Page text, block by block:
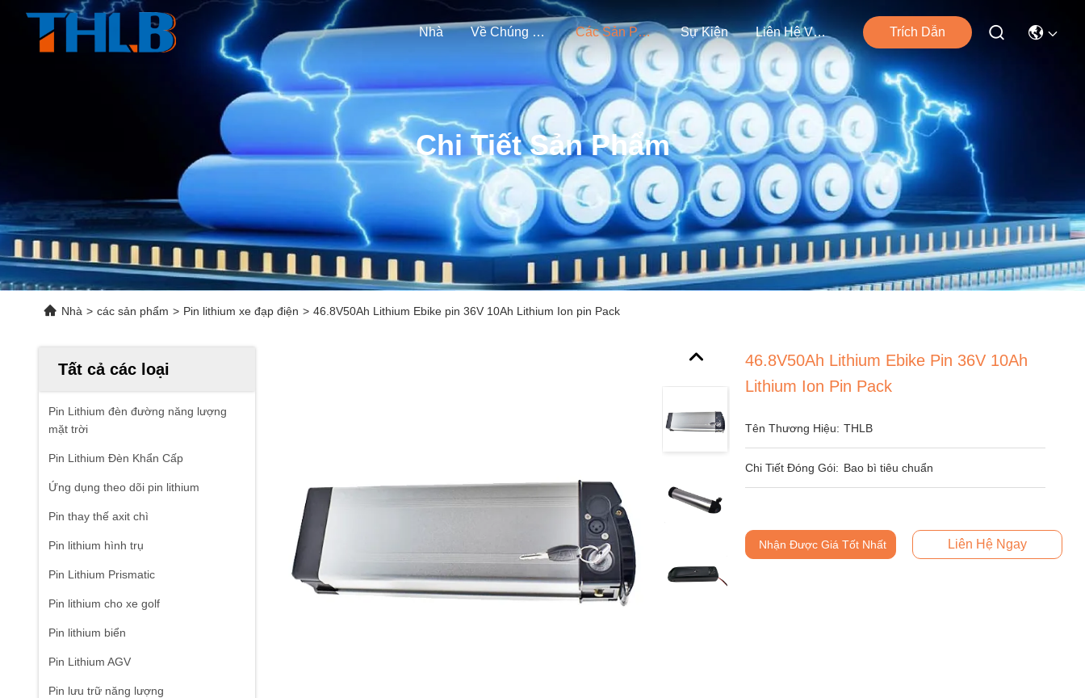
Nhà Về Chúng Tôi Các Sản Phẩm Sự Kiện Liên Hệ Với Chúng Tôi Trích Dẫn
Chi Tiết Sản Phẩm
Nhà > các sản phẩm > Pin lithium xe đạp điện > 46.8V50Ah Lithium Ebike pin 36V 10Ah Lithium Ion pin Pack
Tất cả các loại
Pin Lithium đèn đường năng lượng
mặt trời
Pin Lithium Đèn Khẩn Cấp
Ứng dụng theo dõi pin lithium
Pin thay thế axit chì
Pin lithium hình trụ
Pin Lithium Prismatic
Pin lithium cho xe golf
Pin lithium biển
Pin Lithium AGV
Pin lưu trữ năng lượng
46.8V50Ah Lithium Ebike Pin 36V 10Ah
Lithium Ion Pin Pack
Tên Thương Hiệu: THLB
Chi Tiết Đóng Gói: Bao bì tiêu chuẩn
Nhận Được Giá Tốt Nhất Liên Hệ Ngay